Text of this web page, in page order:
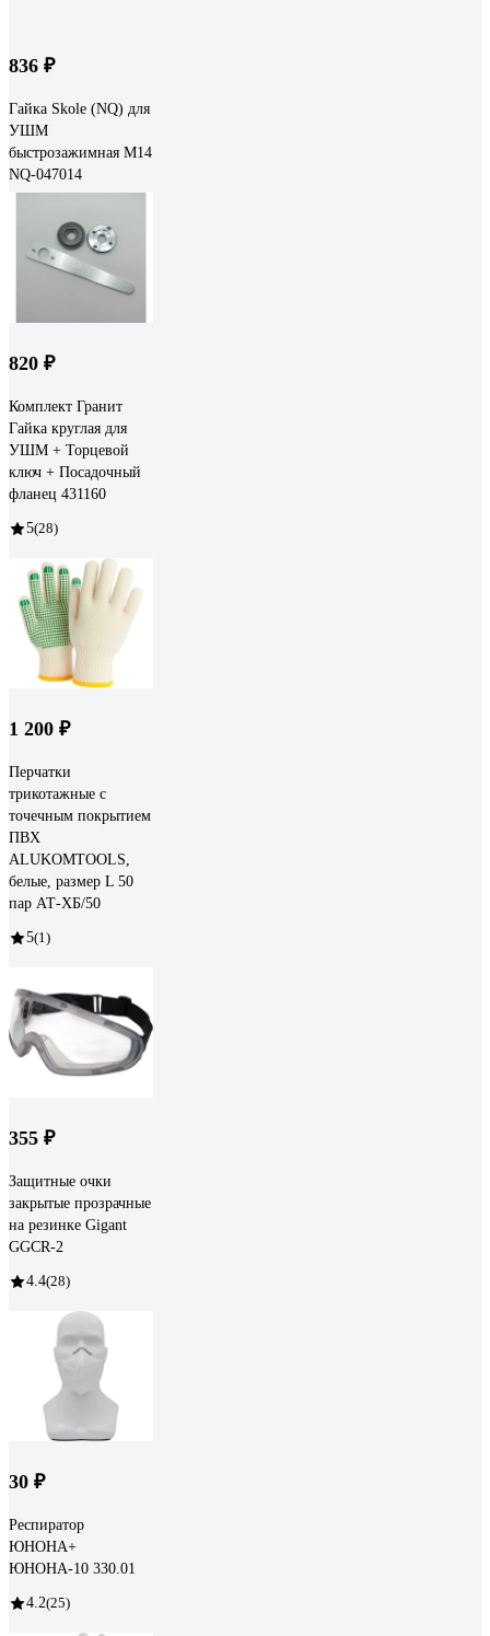
836 ₽
Гайка Skole (NQ) для
УШМ
быстрозажимная М14
NQ-047014
820 ₽
Комплект Гранит
Гайка круглая для
УШМ + Торцевой
ключ + Посадочный
фланец 431160
5(28)
1 200 ₽
Перчатки
трикотажные с
точечным покрытием
ПВХ
ALUKOMTOOLS,
белые, размер L 50
пар АТ-ХБ/50
5(1)
355 ₽
Защитные очки
закрытые прозрачные
на резинке Gigant
GGСR-2
4.4(28)
30 ₽
Респиратор
ЮНОНА+
ЮНОНА-10 330.01
4.2(25)